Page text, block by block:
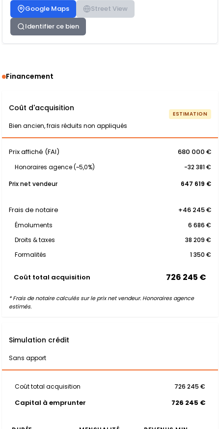
Google Maps
Street View
Identifier ce bien
Financement
Coût d'acquisition
Bien ancien, frais réduits non appliqués
ESTIMATION
Prix affiché (FAI) 680 000 €
Honoraires agence (~5,0%)
-32 381 €
Prix net vendeur
647 619 €
Frais de notaire +46 245 €
Émoluments
6 686 €
Droits & taxes
38 209 €
Formalités
1 350 €
Coût total acquisition 726 245 €
* Frais de notaire calculés sur le prix net vendeur. Honoraires agence
estimés.
Simulation crédit
Sans apport
Coût total acquisition 726 245 €
Capital à emprunter 726 245 €